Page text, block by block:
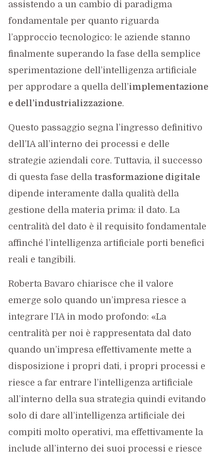
assistendo a un cambio di paradigma
fondamentale per quanto riguarda
l’approccio tecnologico: le aziende stanno
finalmente superando la fase della semplice
sperimentazione dell’intelligenza artificiale
per approdare a quella dell’implementazione
e dell’industrializzazione.
Questo passaggio segna l’ingresso definitivo
dell’IA all’interno dei processi e delle
strategie aziendali core. Tuttavia, il successo
di questa fase dellatrasformazione digitale
dipende interamente dalla qualità della
gestione della materia prima: il dato. La
centralità del dato è il requisito fondamentale
affinché l’intelligenza artificiale porti benefici
reali e tangibili.
Roberta Bavaro chiarisce che il valore
emerge solo quando un’impresa riesce a
integrare l’IA in modo profondo: «La
centralità per noi è rappresentata dal dato
quando un’impresa effettivamente mette a
disposizione i propri dati, i propri processi e
riesce a far entrare l’intelligenza artificiale
all’interno della sua strategia quindi evitando
solo di dare all’intelligenza artificiale dei
compiti molto operativi, ma effettivamente la
include all’interno dei suoi processi e riesce